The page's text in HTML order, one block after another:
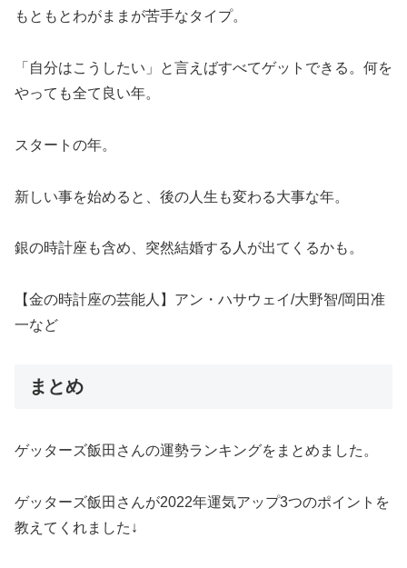
もともとわがままが苦手なタイプ。
「自分はこうしたい」と言えばすべてゲットできる。何を
やっても全て良い年。
スタートの年。
新しい事を始めると、後の人生も変わる大事な年。
銀の時計座も含め、突然結婚する人が出てくるかも。
【金の時計座の芸能人】アン・ハサウェイ/大野智/岡田准
一など
まとめ
ゲッターズ飯田さんの運勢ランキングをまとめました。
ゲッターズ飯田さんが2022年運気アップ3つのポイントを
教えてくれました↓